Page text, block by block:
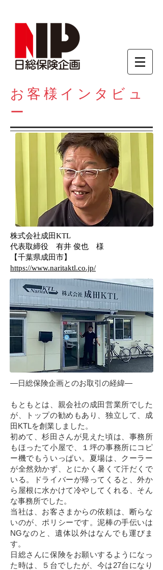
お客様インタビュ
ー
株式会社成田KTL
代表取締役 有井 俊也 様
【千葉県成田市】
https://www.naritaktl.co.jp/
―日総保険企画とのお取引の経緯―
もともとは、親会社の成田営業所でした
が、トップの勧めもあり、独立して、成
田KTLを創業しました。
初めて、杉田さんが見えた頃は、事務所
もほったて小屋で、１坪の事務所にコピ
ー機でもういっぱい。夏場は、クーラー
が全然効かず、とにかく暑くて汗だくで
いる。ドライバーが帰ってくると、外か
ら屋根に水かけて冷やしてくれる、そん
な事務所でした。
当社は、お客さまからの依頼は、断らな
いのが、ポリシーです。泥棒の手伝いは
NGなのと、遺体以外はなんでも運びま
す。
日総さんに保険をお願いするようになっ
た時は、５台でしたが、今は27台になり